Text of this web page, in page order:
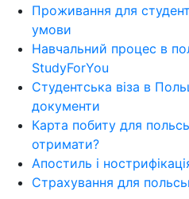
Проживання для
умови
Навчальний процес в
StudyForYou
Студентська віза в
документи
Карта побиту для
отримати?
Апостиль і
Страхування для